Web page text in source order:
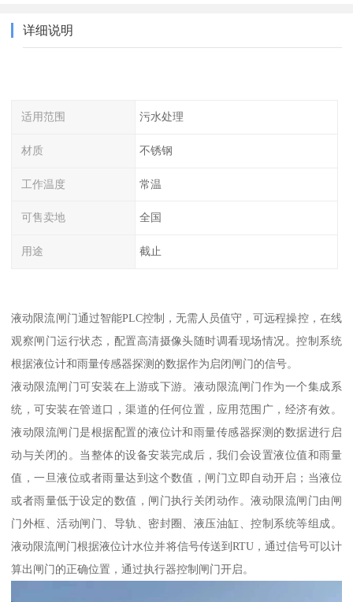
详细说明
适用范围 污水处理
材质 不锈钢
工作温度 常温
可售卖地 全国
用途 截止
液动限流闸门通过智能PLC控制，无需人员值守，可远程操控，在线
观察闸门运行状态，配置高清摄像头随时调看现场情况。控制系统
根据液位计和雨量传感器探测的数据作为启闭闸门的信号。
液动限流闸门可安装在上游或下游。液动限流闸门作为一个集成系
统，可安装在管道口，渠道的任何位置，应用范围广，经济有效。
液动限流闸门是根据配置的液位计和雨量传感器探测的数据进行启
动与关闭的。当整体的设备安装完成后，我们会设置液位值和雨量
值，一旦液位或者雨量达到这个数值，闸门立即自动开启；当液位
或者雨量低于设定的数值，闸门执行关闭动作。液动限流闸门由闸
门外框、活动闸门、导轨、密封圈、液压油缸、控制系统等组成。
液动限流闸门根据液位计水位并将信号传送到RTU，通过信号可以计
算出闸门的正确位置，通过执行器控制闸门开启。